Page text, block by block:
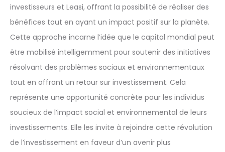
investisseurs et Leasi, offrant la possibilité de réaliser des
bénéfices tout en ayant un impact positif sur la planète.
Cette approche incarne l’idée que le capital mondial peut
être mobilisé intelligemment pour soutenir des initiatives
résolvant des problèmes sociaux et environnementaux
tout en offrant un retour sur investissement. Cela
représente une opportunité concrète pour les individus
soucieux de l’impact social et environnemental de leurs
investissements. Elle les invite à rejoindre cette révolution
de l’investissement en faveur d’un avenir plus